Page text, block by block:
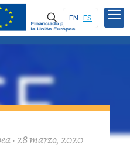
EN ES
· 28 marzo, 2020